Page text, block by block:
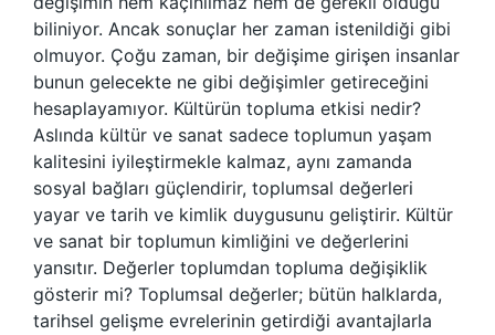
biliniyor. Ancak sonuçlar her zaman istenildiği gibi
olmuyor. Çoğu zaman, bir değişime girişen insanlar
bunun gelecekte ne gibi değişimler getireceğini
hesaplayamıyor. Kültürün topluma etkisi nedir?
Aslında kültür ve sanat sadece toplumun yaşam
kalitesini iyileştirmekle kalmaz, aynı zamanda
sosyal bağları güçlendirir, toplumsal değerleri
yayar ve tarih ve kimlik duygusunu geliştirir. Kültür
ve sanat bir toplumun kimliğini ve değerlerini
yansıtır. Değerler toplumdan topluma değişiklik
gösterir mi? Toplumsal değerler; bütün halklarda,
tarihsel gelişme evrelerinin getirdiği avantajlarla